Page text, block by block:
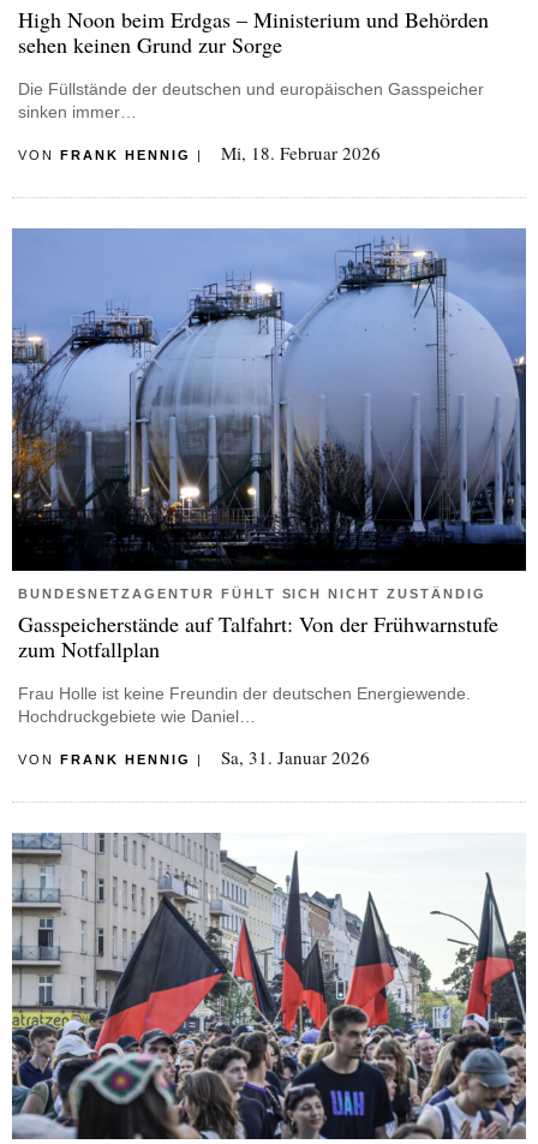
High Noon beim Erdgas – Ministerium und Behörden
sehen keinen Grund zur Sorge
Die Füllstände der deutschen und europäischen Gasspeicher
sinken immer…
VON FRANK HENNIG | Mi, 18. Februar 2026
BUNDESNETZAGENTUR FÜHLT SICH NICHT ZUSTÄNDIG
Gasspeicherstände auf Talfahrt: Von der Frühwarnstufe
zum Notfallplan
Frau Holle ist keine Freundin der deutschen Energiewende.
Hochdruckgebiete wie Daniel…
VON FRANK HENNIG | Sa, 31. Januar 2026